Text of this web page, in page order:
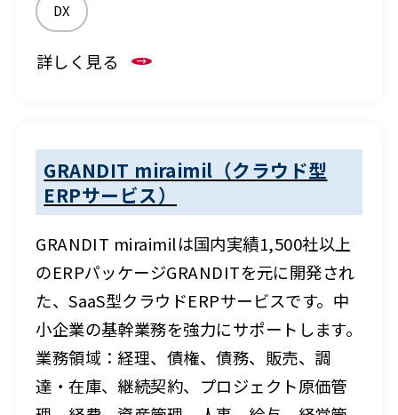
DX
詳しく見る
GRANDIT miraimil（クラウド型
ERPサービス）
GRANDIT miraimilは国内実績1,500社以上
のERPパッケージGRANDITを元に開発され
た、SaaS型クラウドERPサービスです。中
小企業の基幹業務を強力にサポートします。
業務領域：経理、債権、債務、販売、調
達・在庫、継続契約、プロジェクト原価管